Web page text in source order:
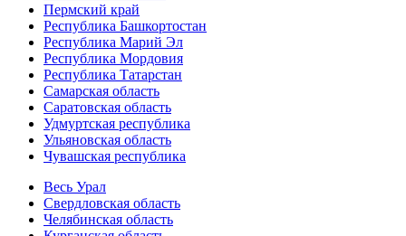
Пермский край
Республика Башкортостан
Республика Марий Эл
Республика Мордовия
Республика Татарстан
Самарская область
Саратовская область
Удмуртская республика
Ульяновская область
Чувашская республика
Весь Урал
Свердловская область
Челябинская область